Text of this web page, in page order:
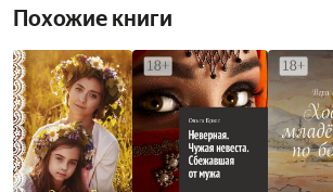
Похожие книги